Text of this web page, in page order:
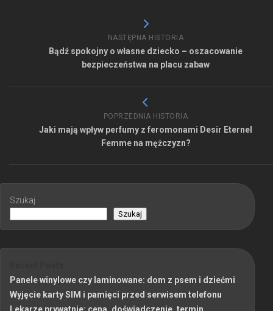
NASTĘPNA HISTORIA
Bądź spokojny o własne dziecko – oszacowanie
bezpieczeństwa na placu zabaw
POPRZEDNIA HISTORIA
Jaki mają wpływ perfumy z feromonami Desir Eternel
Femme na mężczyzn?
Szukaj
Szukaj
Panele winylowe czy laminowane: dom z psem i dziećmi
Wyjęcie karty SIM i pamięci przed serwisem telefonu